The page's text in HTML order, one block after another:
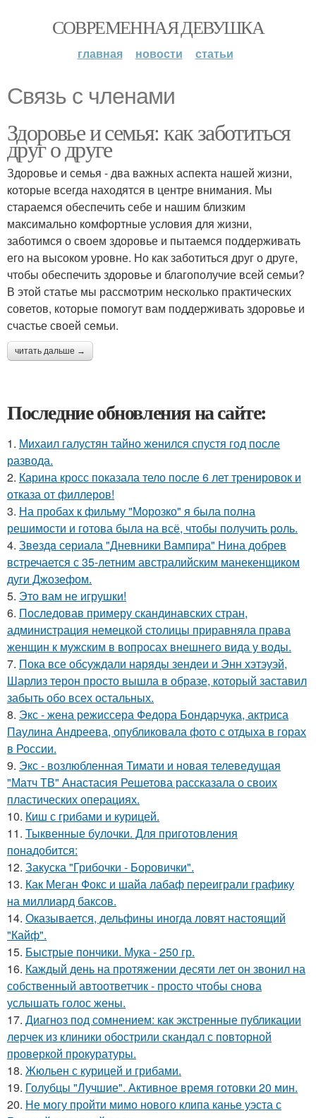
СОВРЕМЕННАЯ ДЕВУШКА
главная новости статьи
Связь с членами
Здоровье и семья: как заботиться
друг о друге
Здоровье и семья - два важных аспекта нашей жизни,
которые всегда находятся в центре внимания. Мы
стараемся обеспечить себе и нашим близким
максимально комфортные условия для жизни,
заботимся о своем здоровье и пытаемся поддерживать
его на высоком уровне. Но как заботиться друг о друге,
чтобы обеспечить здоровье и благополучие всей семьи?
В этой статье мы рассмотрим несколько практических
советов, которые помогут вам поддерживать здоровье и
счастье своей семьи.
читать дальше →
Последние обновления на сайте:
1. Михаил галустян тайно женился спустя год после
развода.
2. Карина кросс показала тело после 6 лет тренировок и
отказа от филлеров!
3. На пробах к фильму "Морозко" я была полна
решимости и готова была на всё, чтобы получить роль.
4. Звeздa сериала "Дневники Вампира" Нина добрев
встречается с 35-летним австралийским манекенщиком
дуги Джозефом.
5. Это вам не игрушки!
6. Последовав примеру скандинавских стран,
администрация немецкой столицы приравняла права
женщин к мужским в вопросах внешнего вида у воды.
7. Пока все обсуждали наряды зендеи и Энн хэтэуэй,
Шарлиз терон просто вышла в образе, который заставил
забыть обо всех остальных.
8. Экс - жена режиссера Федора Бондарчука, актриса
Паулина Андреева, опубликовала фото с отдыха в горах
в России.
9. Экс - возлюбленная Тимати и новая телеведущая
"Матч ТВ" Анастасия Решетова рассказала о своих
пластических операциях.
10. Киш с грибами и курицей.
11. Тыквенные булочки. Для приготовления
понадобится:
12. Закуска "Грибочки - Боровички".
13. Как Меган Фокс и шайа лабаф переиграли графику
на миллиард баксов.
14. Оказывается, дельфины иногда ловят настоящий
"Кайф".
15. Быстрые пончики. Мука - 250 гр.
16. Каждый день на протяжении десяти лет он звонил на
собственный автоответчик - просто чтобы снова
услышать голос жены.
17. Диагноз под сомнением: как экстренные публикации
лерчек из клиники обострили скандал с повторной
проверкой прокуратуры.
18. Жюльен с курицей и грибами.
19. Голубцы "Лучшие". Активное время готовки 20 мин.
20. Не могу пройти мимо нового клипа канье уэста с